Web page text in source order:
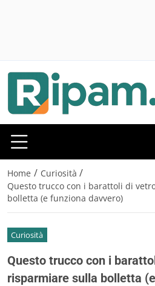
Home / Curiosità /
Questo trucco con i barattoli di
bolletta (e funziona davvero)
Curiosità
Questo trucco con i
risparmiare sulla bolletta